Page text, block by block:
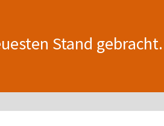
Stand gebracht.